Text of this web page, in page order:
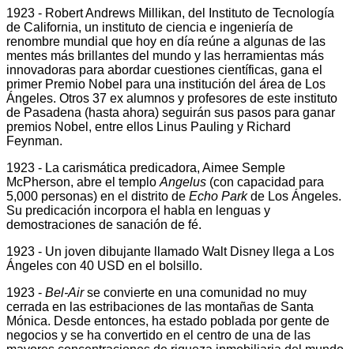
1923 - Robert Andrews Millikan, del Instituto de Tecnología
de California, un instituto de ciencia e ingeniería de
renombre mundial que hoy en día reúne a algunas de las
mentes más brillantes del mundo y las herramientas más
innovadoras para abordar cuestiones científicas, gana el
primer Premio Nobel para una institución del área de Los
Ángeles. Otros 37 ex alumnos y profesores de este instituto
de Pasadena (hasta ahora) seguirán sus pasos para ganar
premios Nobel, entre ellos Linus Pauling y Richard
Feynman.
1923 - La carismática predicadora, Aimee Semple
McPherson, abre el templo Angelus (con capacidad para
5,000 personas) en el distrito de Echo Parkde Los Ángeles.
Su predicación incorpora el habla en lenguas y
demostraciones de sanación de fé.
1923 - Un joven dibujante llamado Walt Disney llega a Los
Ángeles con 40 USD en el bolsillo.
1923 - Bel-Airse convierte en una comunidad no muy
cerrada en las estribaciones de las montañas de Santa
Mónica. Desde entonces, ha estado poblada por gente de
negocios y se ha convertido en el centro de una de las